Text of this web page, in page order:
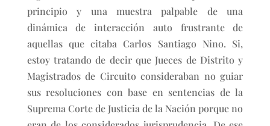
principio y una muestra palpable de una
dinámica de interacción auto frustrante de
aquellas que citaba Carlos Santiago Nino. Si,
estoy tratando de decir que Jueces de Distrito y
Magistrados de Circuito consideraban no guiar
sus resoluciones con base en sentencias de la
Suprema Corte de Justicia de la Nación porque no